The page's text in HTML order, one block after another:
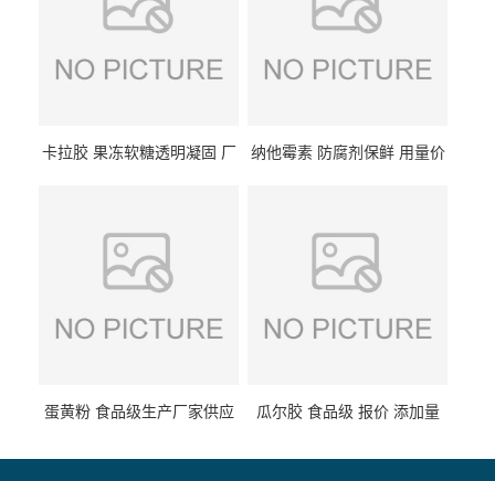
卡拉胶 果冻软糖透明凝固 厂
纳他霉素 防腐剂保鲜 用量价
蛋黄粉 食品级生产厂家供应 瓜尔胶 食品级 报价 添加量